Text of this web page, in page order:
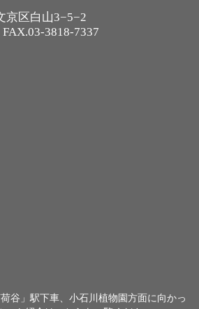
京区白山3−5−2
3818-7337
谷」駅下車、小石川植物園方面に向かっ